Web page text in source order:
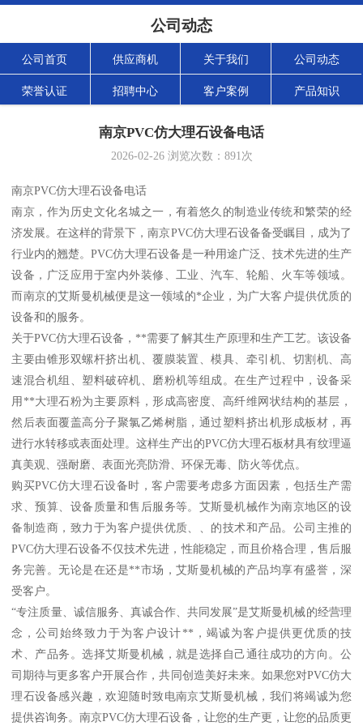
公司动态
公司首页 供应商机 关于我们 公司动态
荣誉认证 招聘中心 客户案例 产品知识
南京PVC仿大理石设备电话
2026-02-26浏览次数： 891次
南京PVC仿大理石设备电话
南京，作为历史文化名城之一，有着悠久的制造业传统和繁荣的经
济发展。在这样的背景下，南京PVC仿大理石设备备受瞩目，成为了
行业内的翘楚。PVC仿大理石设备是一种用途广泛、技术先进的生产
设备，广泛应用于室内外装修、工业、汽车、轮船、火车等领域。
而南京的艾斯曼机械便是这一领域的*企业，为广大客户提供优质的
设备和的服务。
关于PVC仿大理石设备，**需要了解其生产原理和生产工艺。该设备
主要由锥形双螺杆挤出机、覆膜装置、模具、牵引机、切割机、高
速混合机组、塑料破碎机、磨粉机等组成。在生产过程中，设备采
用**大理石粉为主要原料，形成高密度、高纤维网状结构的基层，
然后表面覆盖高分子聚氯乙烯树脂，通过塑料挤出机形成板材，再
进行水转移或表面处理。这样生产出的PVC仿大理石板材具有纹理逼
真美观、强耐磨、表面光亮防滑、环保无毒、防火等优点。
购买PVC仿大理石设备时，客户需要考虑多方面因素，包括生产需
求、预算、设备质量和售后服务等。艾斯曼机械作为南京地区的设
备制造商，致力于为客户提供优质、、的技术和产品。公司主推的
PVC仿大理石设备不仅技术先进，性能稳定，而且价格合理，售后服
务完善。无论是在还是**市场，艾斯曼机械的产品均享有盛誉，深
受客户。
“专注质量、诚信服务、真诚合作、共同发展”是艾斯曼机械的经营理
念，公司始终致力于为客户设计**，竭诚为客户提供更优质的技
术、产品务。选择艾斯曼机械，就是选择自己通往成功的方向。公
司期待与更多客户开展合作，共同创造美好未来。如果您对PVC仿大
理石设备感兴趣，欢迎随时致电南京艾斯曼机械，我们将竭诚为您
提供咨询务。南京PVC仿大理石设备，让您的生产更，让您的品质更